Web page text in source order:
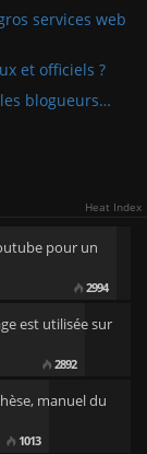
services web
et officiels ?
blogueurs…
Heat Index
pour un
2994
est utilisée sur
2892
manuel du
1013